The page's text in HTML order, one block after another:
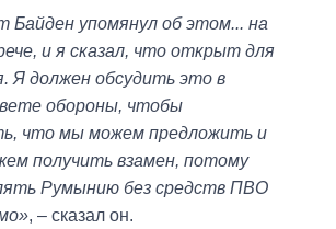
Байден упомянул об этом... на
и я сказал, что открыт для
Я должен обсудить это в
обороны, чтобы
что мы можем предложить и
получить взамен, потому
Румынию без средств ПВО
, – сказал он.